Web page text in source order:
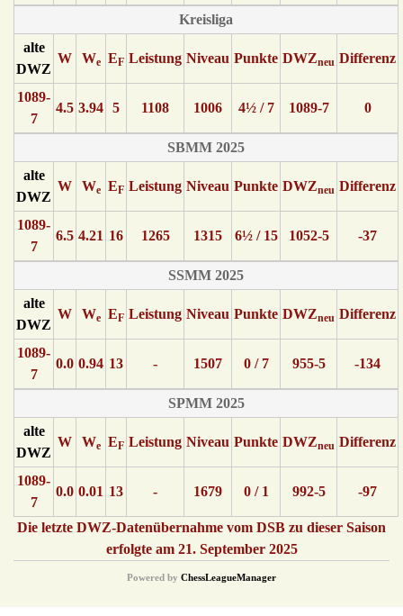
Kreisliga
alte
DWZ
W We EF Leistung Niveau Punkte DWZneu Differenz
1089-
7
4.5 3.94 5 1108 1006 4½ / 7 1089-7 0
SBMM 2025
alte
DWZ
W We EF Leistung Niveau Punkte DWZneu Differenz
1089-
7
6.5 4.21 16 1265 1315 6½ / 15 1052-5 -37
SSMM 2025
alte
DWZ
W We EF Leistung Niveau Punkte DWZneu Differenz
1089-
7
0.0 0.94 13 - 1507 0 / 7 955-5 -134
SPMM 2025
alte
DWZ
W We EF Leistung Niveau Punkte DWZneu Differenz
1089-
7
0.0 0.01 13 - 1679 0 / 1 992-5 -97
Die letzte DWZ-Datenübernahme vom DSB zu dieser Saison
erfolgte am 21. September 2025
Powered by ChessLeagueManager